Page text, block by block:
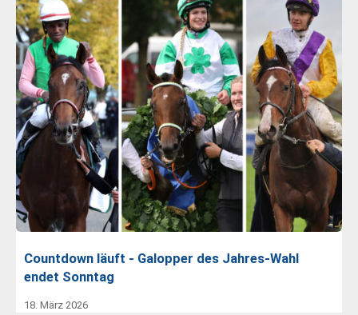
Countdown läuft - Galopper des Jahres-Wahl
endet Sonntag
18. März 2026